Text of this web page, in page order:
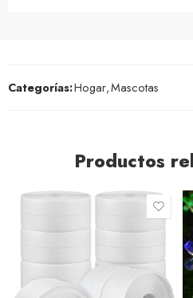
Categorías:Hogar,Mascotas
Productos